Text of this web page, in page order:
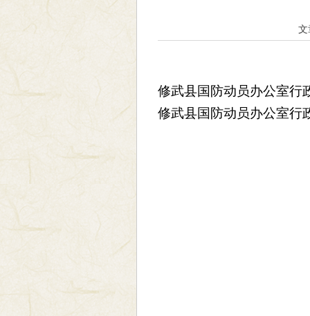
文
修武县国防动员办公室行
修武县国防动员办公室行